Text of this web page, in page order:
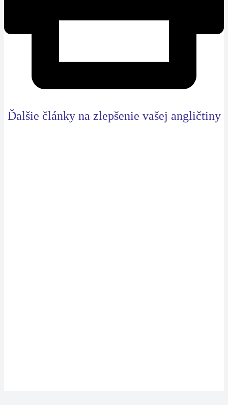
Ďalšie články na zlepšenie vašej angličtiny